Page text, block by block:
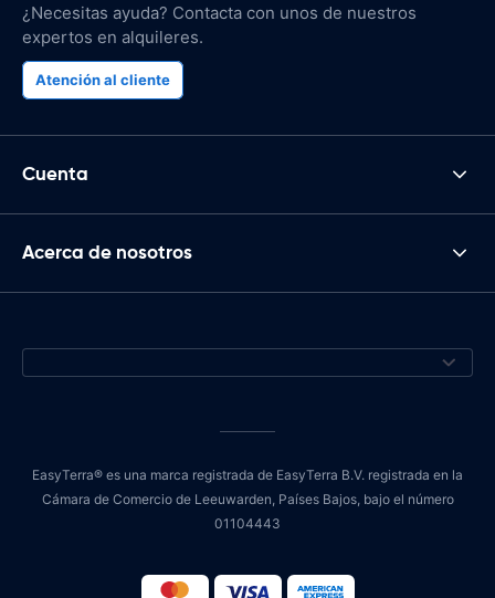
¿Necesitas ayuda? Contacta con unos de nuestros
expertos en alquileres.
Atención al cliente
Cuenta
Acerca de nosotros
EasyTerra® es una marca registrada de EasyTerra B.V. registrada en la
Cámara de Comercio de Leeuwarden, Países Bajos, bajo el número
01104443